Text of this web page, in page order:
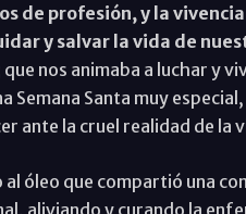
de profesión, y la
y salvar la vida de
que nos animaba a luchar y
Semana Santa muy
ante la cruel realidad de la
óleo que compartió una
aliviando y curando la